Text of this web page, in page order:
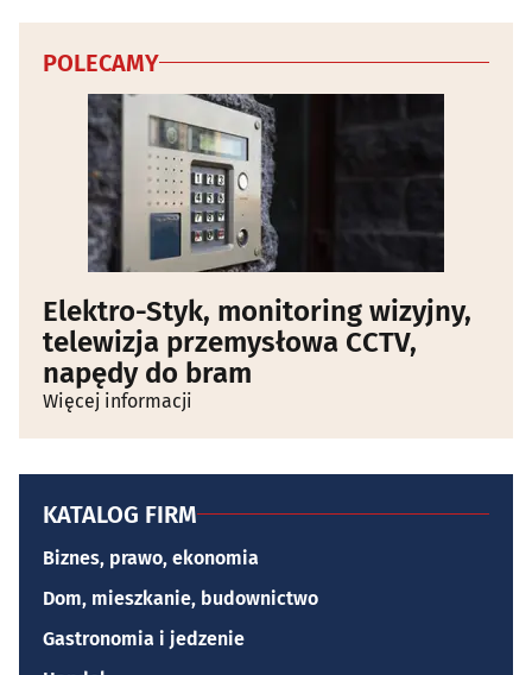
POLECAMY
Elektro-Styk, monitoring wizyjny,
telewizja przemysłowa CCTV,
napędy do bram
Więcej informacji
KATALOG FIRM
Biznes, prawo, ekonomia
Dom, mieszkanie, budownictwo
Gastronomia i jedzenie